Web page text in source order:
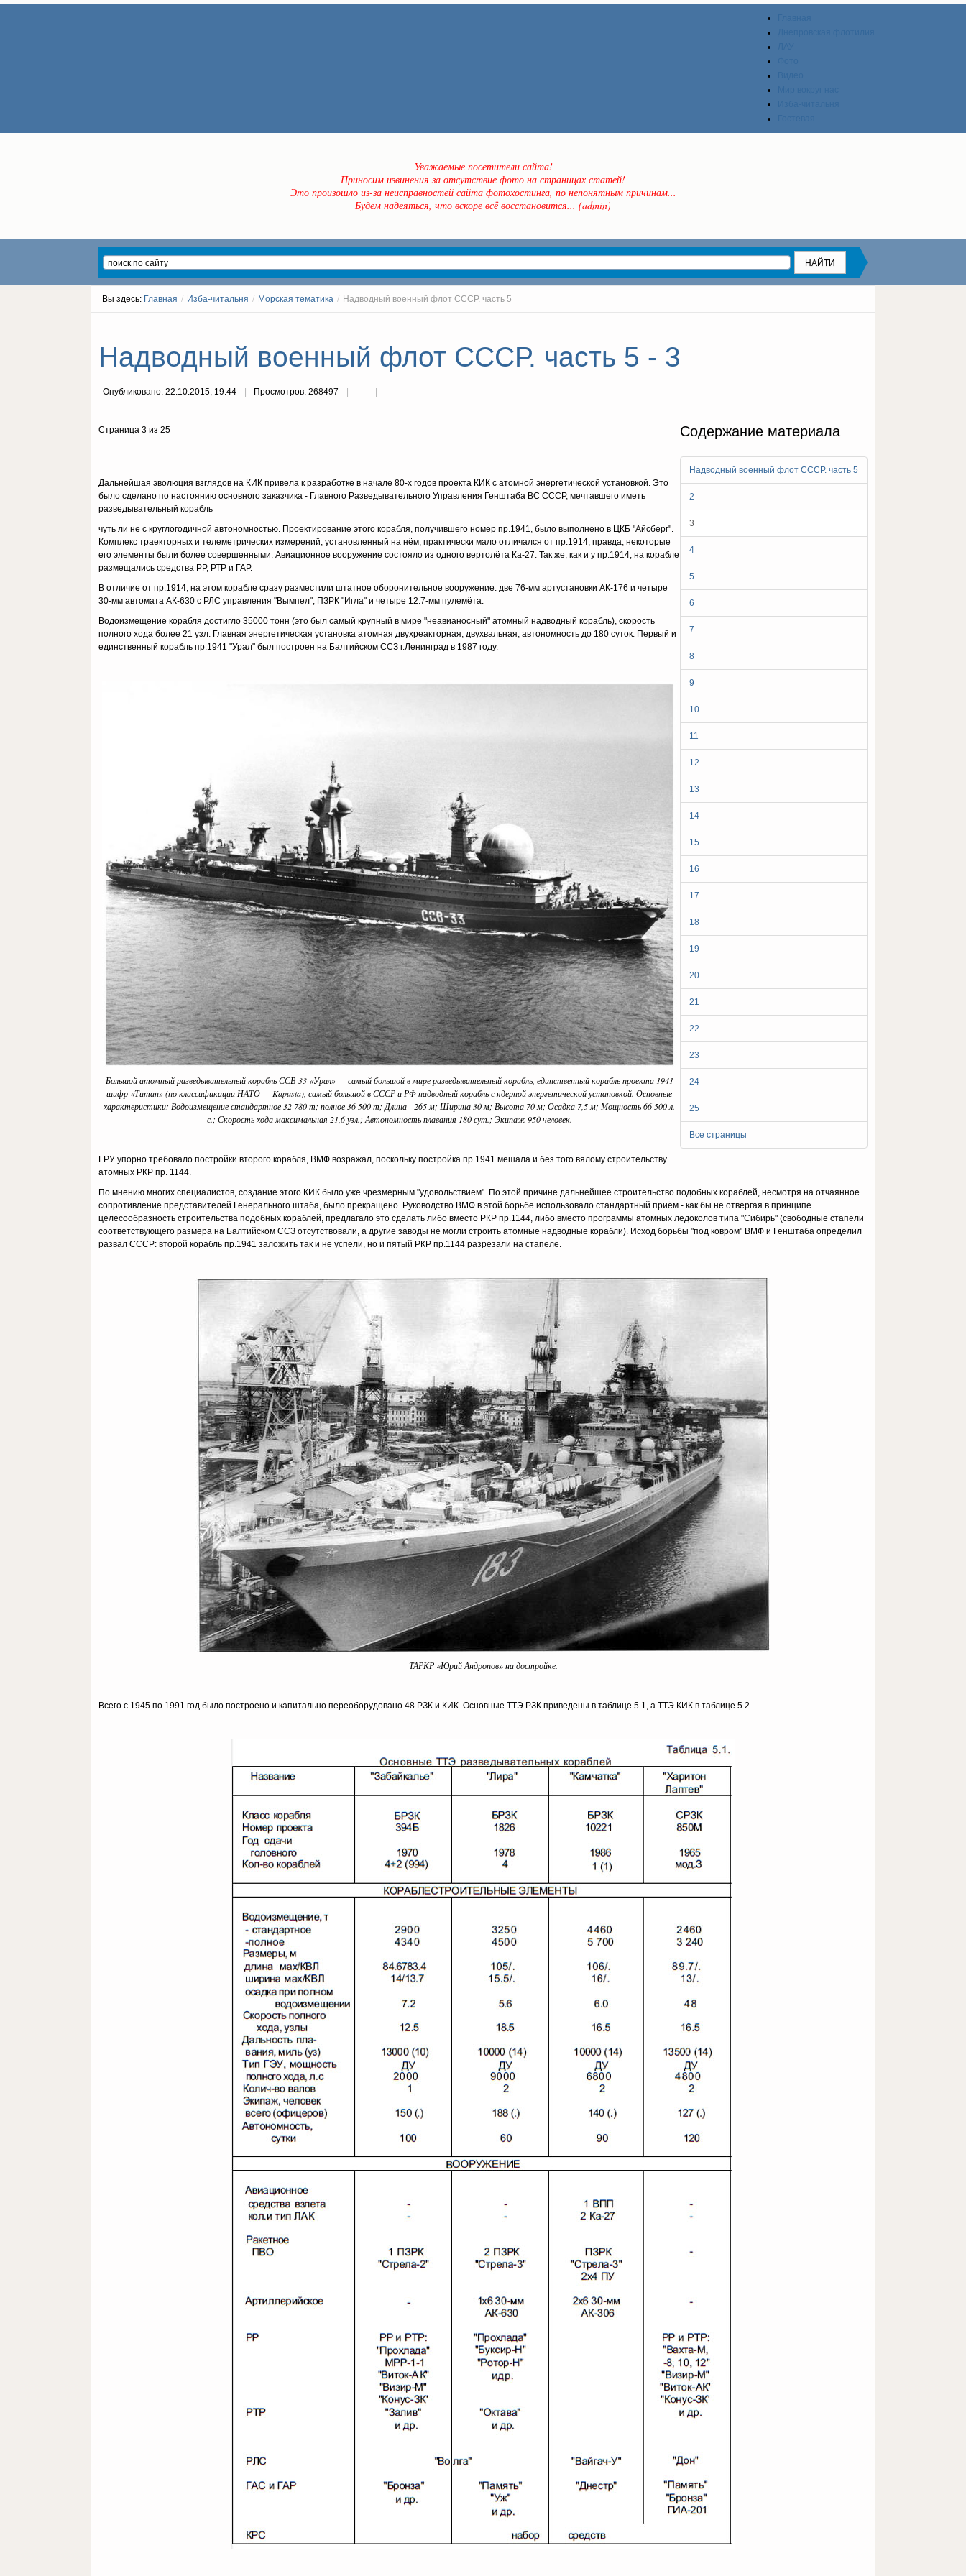
Уважаемые посетители сайта!
Приносим извинения за отсутствие фото на страницах статей!
Это произошло из-за неисправностей сайта фотохостинга, по непонятным причинам...
Будем надеяться, что вскоре всё восстановится... (admin)
Вы здесь: Главная / Изба-читальня / Морская тематика / Надводный военный флот СССР. часть 5
Надводный военный флот СССР. часть 5 - 3
Опубликовано: 22.10.2015, 19:44 Просмотров: 268497
Содержание материала
Надводный военный флот СССР. часть 5
2
3
4
5
6
7
8
9
10
11
12
13
14
15
16
17
18
19
20
21
22
23
24
25
Все страницы
Страница 3 из 25
Дальнейшая эволюция взглядов на КИК привела к разработке в начале 80-х годов проекта КИК с атомной энергетической установкой. Это
было сделано по настоянию основного заказчика - Главного Разведывательного Управления Генштаба ВС СССР, мечтавшего иметь
разведывательный корабль
чуть ли не с круглогодичной автономностью. Проектирование этого корабля, получившего номер пр.1941, было выполнено в ЦКБ "Айсберг".
Комплекс траекторных и телеметрических измерений, установленный на нём, практически мало отличался от пр.1914, правда, некоторые
его элементы были более совершенными. Авиационное вооружение состояло из одного вертолёта Ка-27. Так же, как и у пр.1914, на корабле
размещались средства РР, РТР и ГАР.
В отличие от пр.1914, на этом корабле сразу разместили штатное оборонительное вооружение: две 76-мм артустановки АК-176 и четыре
30-мм автомата АК-630 с РЛС управления "Вымпел", ПЗРК "Игла" и четыре 12.7-мм пулемёта.
Водоизмещение корабля достигло 35000 тонн (это был самый крупный в мире "неавианосный" атомный надводный корабль), скорость
полного хода более 21 узл. Главная энергетическая установка атомная двухреакторная, двухвальная, автономность до 180 суток. Первый и
единственный корабль пр.1941 "Урал" был построен на Балтийском ССЗ г.Ленинград в 1987 году.
Большой атомный разведывательный корабль ССВ-33 «Урал» — самый большой в мире разведывательный корабль, единственный корабль проекта 1941
шифр «Титан» (по классификации НАТО — Kapusta), самый большой в СССР и РФ надводный корабль с ядерной энергетической установкой. Основные
характеристики: Водоизмещение стандартное 32 780 т; полное 36 500 т; Длина - 265 м; Ширина 30 м; Высота 70 м; Осадка 7,5 м; Мощность 66 500 л.
с.; Скорость хода максимальная 21,6 узл.; Автономность плавания 180 сут.; Экипаж 950 человек.
ГРУ упорно требовало постройки второго корабля, ВМФ возражал, поскольку постройка пр.1941 мешала и без того вялому строительству
атомных РКР пр. 1144.
По мнению многих специалистов, создание этого КИК было уже чрезмерным "удовольствием". По этой причине дальнейшее строительство подобных кораблей, несмотря на отчаянное
сопротивление представителей Генерального штаба, было прекращено. Руководство ВМФ в этой борьбе использовало стандартный приём - как бы не отвергая в принципе
целесообразность строительства подобных кораблей, предлагало это сделать либо вместо РКР пр.1144, либо вместо программы атомных ледоколов типа "Сибирь" (свободные стапели
соответствующего размера на Балтийском ССЗ отсутствовали, а другие заводы не могли строить атомные надводные корабли). Исход борьбы "под ковром" ВМФ и Генштаба определил
развал СССР: второй корабль пр.1941 заложить так и не успели, но и пятый РКР пр.1144 разрезали на стапеле.
ТАРКР «Юрий Андропов» на достройке.
Всего с 1945 по 1991 год было построено и капитально переоборудовано 48 РЗК и КИК. Основные ТТЭ РЗК приведены в таблице 5.1, а ТТЭ КИК в таблице 5.2.